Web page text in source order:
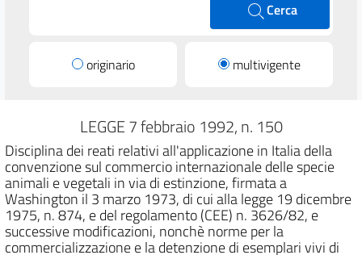
Cerca
originario multivigente
LEGGE 7 febbraio 1992, n. 150
Disciplina dei reati relativi all'applicazione in Italia della
convenzione sul commercio internazionale delle specie
animali e vegetali in via di estinzione, firmata a
Washington il 3 marzo 1973, di cui alla legge 19 dicembre
1975, n. 874, e del regolamento (CEE) n. 3626/82, e
successive modificazioni, nonchè norme per la
commercializzazione e la detenzione di esemplari vivi di